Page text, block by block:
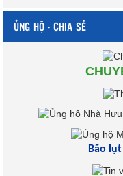
ỦNG HỘ - CHIA SẺ
Bão